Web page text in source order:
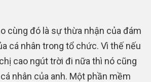
cùng đó là sự thừa nhận của đám
cá nhân trong tổ chức. Vì thế nếu
cao ngút trời đi nữa thì nó cũng
nhân của anh. Một phần mềm